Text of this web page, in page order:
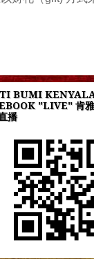
BUMI
"LIVE" 肯
播